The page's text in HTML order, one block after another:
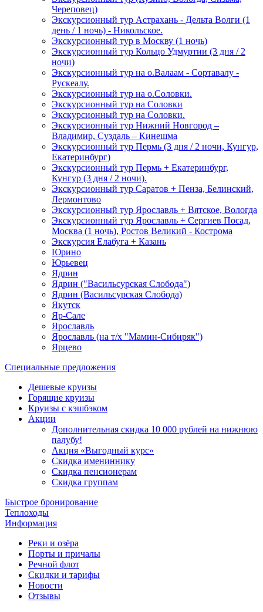
Череповец)
Экскурсионный тур Астрахань - Дельта Волги (1
день / 1 ночь) - Никольское.
Экскурсионный тур в Москву (1 ночь)
Экскурсионный тур Кольцо Удмуртии (3 дня / 2
ночи)
Экскурсионный тур на о.Валаам - Сортавалу -
Рускеалу.
Экскурсионный тур на о.Соловки.
Экскурсионный тур на Соловки
Экскурсионный тур на Соловки.
Экскурсионный тур Нижний Новгород –
Владимир, Суздаль – Кинешма
Экскурсионный тур Пермь (3 дня / 2 ночи, Кунгур,
Екатеринбург)
Экскурсионный тур Пермь + Екатеринбург,
Кунгур (3 дня / 2 ночи).
Экскурсионный тур Саратов + Пенза, Белинский,
Лермонтово
Экскурсионный тур Ярославль + Вятское, Вологда
Экскурсионный тур Ярославль + Сергиев Посад,
Москва (1 ночь), Ростов Великий - Кострома
Экскурсия Елабуга + Казань
Юрино
Юрьевец
Ядрин
Ядрин ("Васильсурская Слобода")
Ядрин (Васильсурская Слобода)
Якутск
Яр-Сале
Ярославль
Ярославль (на т/х "Мамин-Сибиряк")
Ярцево
Специальные предложения
Дешевые круизы
Горящие круизы
Круизы с кэшбэком
Акции
Дополнительная скидка 10 000 рублей на нижнюю
палубу!
Акция «Выгодный курс»
Скидка имениннику
Скидка пенсионерам
Скидка группам
Быстрое бронирование
Теплоходы
Информация
Реки и озёра
Порты и причалы
Речной флот
Скидки и тарифы
Новости
Отзывы